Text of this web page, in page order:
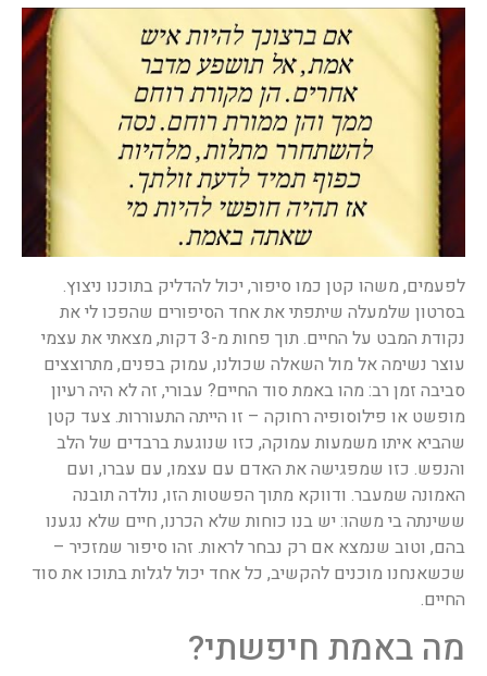
לפעמים, משהו קטן כמו סיפור, יכול להדליק בתוכנו ניצוץ.
בסרטון שלמעלה שיתפתי את אחד הסיפורים שהפכו לי את
נקודת המבט על החיים. תוך פחות מ-3 דקות, מצאתי את עצמי
עוצר נשימה אל מול השאלה שכולנו, עמוק בפנים, מתרוצצים
סביבה זמן רב: מהו באמת סוד החיים? עבורי, זה לא היה רעיון
מופשט או פילוסופיה רחוקה – זו הייתה התעוררות. צעד קטן
שהביא איתו משמעות עמוקה, כזו שנוגעת ברבדים של הלב
והנפש. כזו שמפגישה את האדם עם עצמו, עם עברו, ועם
האמונה שמעבר. ודווקא מתוך הפשטות הזו, נולדה תובנה
ששינתה בי משהו: יש בנו כוחות שלא הכרנו, חיים שלא נגענו
בהם, וטוב שנמצא אם רק נבחר לראות. זהו סיפור שמזכיר –
שכשאנחנו מוכנים להקשיב, כל אחד יכול לגלות בתוכו את סוד
החיים.
מה באמת חיפשתי?